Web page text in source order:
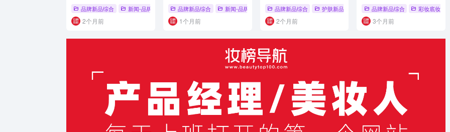
品牌新品综合 新闻-品牌新品 # 面膜新品 # 控油 # 舒缓修护
2个月前
品牌新品综合 新闻-品牌新品 # 彩妆底妆新品 # 彩妆新品 # 黑磁PINK限定
1个月前
品牌新品综合 护肤新品 # 防晒新品 # 凉皮防晒水 # 沁凉防晒
2个月前
品牌新品综合 彩妆底妆新
3个月前